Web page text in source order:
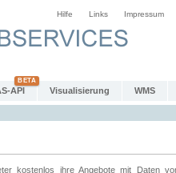
Hilfe Links Impressum
API Visualisierung WMS
kostenlos ihre Angebote mit Daten